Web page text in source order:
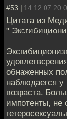
#53 | 14.12.07
Цитата из
"
обнаженных
наблюдается
возраста.
импотенты, не